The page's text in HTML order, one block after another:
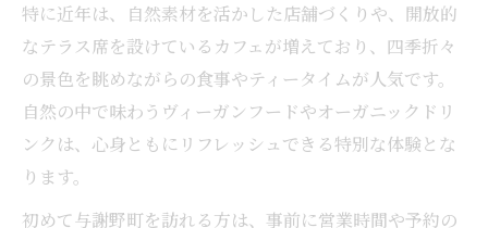
ヴィーガンフードとカフェで非日常を味わ
う方法
落ち着いたカフェ空間で感じる京都らしさ
特に近年は、自然素材を活かした店舗づくりや、開放的
なテラス席を設けているカフェが増えており、四季折々
の景色を眺めながらの食事やティータイムが人気です。
自然の中で味わうヴィーガンフードやオーガニックドリ
ンクは、心身ともにリフレッシュできる特別な体験とな
ります。
初めて与謝野町を訪れる方は、事前に営業時間や予約の